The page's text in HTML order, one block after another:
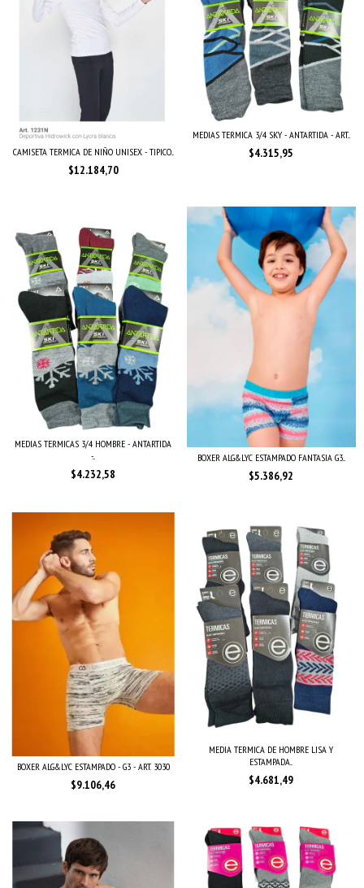
CAMISETA TERMICA DE NIÑO UNISEX - TIPICO...
$12.184,70
MEDIAS TERMICA 3/4 SKY - ANTARTIDA - ART...
$4.315,95
MEDIAS TERMICAS 3/4 HOMBRE - ANTARTIDA
-...
$4.232,58
BOXER ALG&LYC ESTAMPADO FANTASIA G3...
$5.386,92
BOXER ALG&LYC ESTAMPADO - G3 - ART. 3030
$9.106,46
MEDIA TERMICA DE HOMBRE LISA Y
ESTAMPADA...
$4.681,49